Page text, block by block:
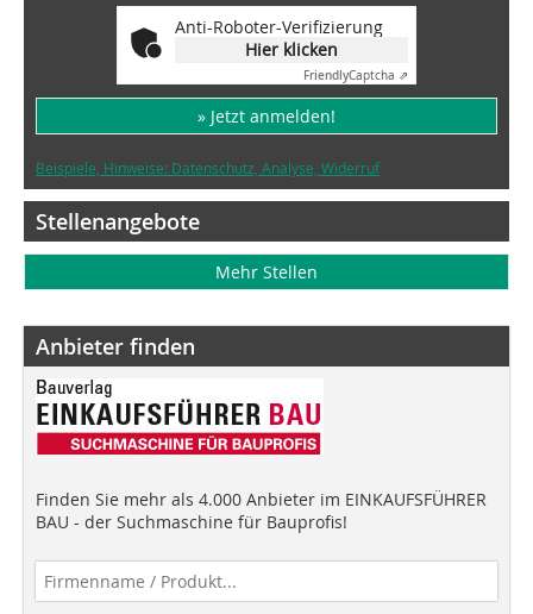
Anti-Roboter-Verifizierung
Hier klicken
FriendlyCaptcha ⇗
» Jetzt anmelden!
Beispiele, Hinweise: Datenschutz, Analyse, Widerruf
Stellenangebote
Mehr Stellen
Anbieter finden
Finden Sie mehr als 4.000 Anbieter im EINKAUFSFÜHRER
BAU - der Suchmaschine für Bauprofis!